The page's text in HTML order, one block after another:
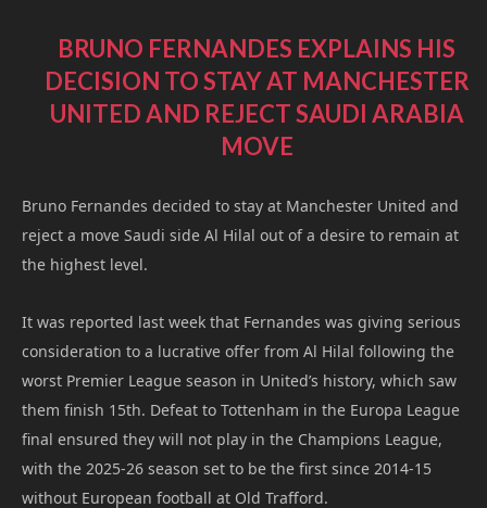
BRUNO FERNANDES EXPLAINS HIS
DECISION TO STAY AT MANCHESTER
UNITED AND REJECT SAUDI ARABIA
MOVE
Bruno Fernandes decided to stay at Manchester United and
reject a move Saudi side Al Hilal out of a desire to remain at
the highest level.
It was reported last week that Fernandes was giving serious
consideration to a lucrative offer from Al Hilal following the
worst Premier League season in United’s history, which saw
them finish 15th. Defeat to Tottenham in the Europa League
final ensured they will not play in the Champions League,
with the 2025-26 season set to be the first since 2014-15
without European football at Old Trafford.